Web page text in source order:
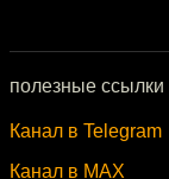
полезные ссылки
Канал в Telegram
Канал в MAX